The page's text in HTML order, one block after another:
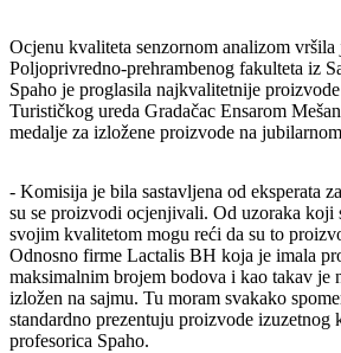
Ocjenu kvaliteta senzornom analizom vršila
Poljoprivredno-prehrambenog fakulteta iz
Spaho je proglasila najkvalitetnije
Turističkog ureda Gradačac Ensarom
medalje za izložene proizvode na
- Komisija je bila sastavljena od eksperata
su se proizvodi ocjenjivali. Od uzoraka koji
svojim kvalitetom mogu reći da su to
Odnosno firme Lactalis BH koja je imala
maksimalnim brojem bodova i kao takav
izložen na sajmu. Tu moram svakako
standardno prezentuju proizvode izuzetnog
profesorica Spaho.